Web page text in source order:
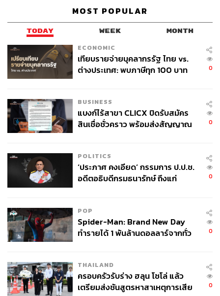
ประเทศได้ โดยภายใต้ Reinvent Thailand จะจัดการความ
ท้าทายใหญ่ 3 ด้าน ได้แก่
ความเปราะบางเชิงโครงสร้างที่มีอยู่เดิม
ขาดความสามารถในการแข่งขันในโลกใหม่
ความท้าทายของภาครัฐ
โดยมี 6 กลุ่มอุตสาหกรรมเป้าหมาย (Six Priority Sectors)
ได้แก่ การท่องเที่ยว, Smart Electronic, Food Processing,
อุตสาหกรรมรถยนต์, Retail Trading และ Medical Wellness
ซึ่งกลุ่มนี้ครอบคลุมผู้ประกอบการกว่า 2.4 แสนราย (46%
สามารถติดตาม THE STANDARD WEALTH
ผ่านแอปพลิเคชันต่างๆ ที่คุณสะดวกหรือใช้งานอยู่แล้วได้เลย
TAGS: New S-Curve
THE STANDARD ECONOMIC FORUM 2025
เศรษฐกิจไทย
การลงทุน
หนี้ครัวเรือน
ธนาคารกรุงไทย
MOST POPULAR
TODAY WEEK MONTH
ECONOMIC
เทียบรายจ่ายบุคลากรรัฐ ไทย vs.
ต่างประเทศ: พบภาษีทุก 100 บาท
0
BUSINESS
แบงก์ไร้สาขา CLICX ปิดรับสมัคร
สินเชื่อชั่วคราว พร้อมส่งสัญญาณ
0
POLITICS
‘ประภาศ คงเอียด’ กรรมการ ป.ป.ช.
อดีตอธิบดีกรมธนารักษ์ ถึงแก่
0
POP
Spider-Man: Brand New Day
ทำรายได้ 1 พันล้านดอลลาร์จากทั่ว
0
THAILAND
ครอบครัวรับร่าง ฮลุน โซโล่ แล้ว
เตรียมส่งชันสูตรหาสาเหตุการเสีย
0